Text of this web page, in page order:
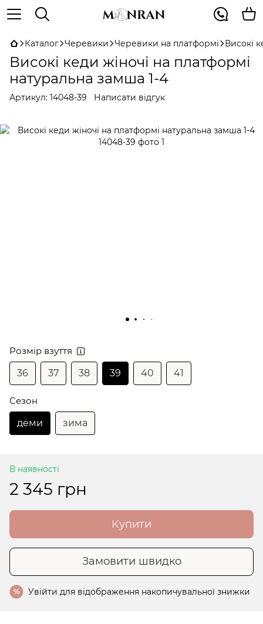
Каталог Черевики Черевики на платформі Високі
Високі кеди жіночі на платформі
натуральна замша 1-4
Артикул: 14048-39 Написати відгук
Розмір взуття
36
37 38 39 40 41
Сезон
деми
зима
В наявності
2 345 грн
Купити
Замовити швидко
% Увійти для відображення накопичувальної знижки